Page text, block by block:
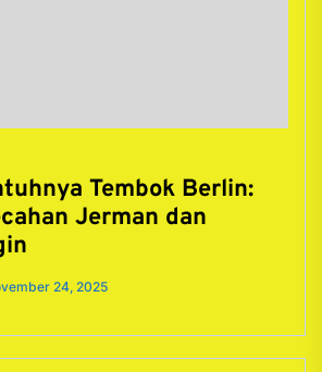
Tembok Berlin:
Jerman dan
24, 2025